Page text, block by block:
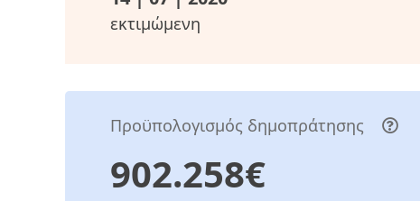
εκτιμώμενη
Προϋπολογισμός δημοπράτησης
902.258€